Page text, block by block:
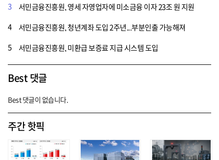
3
서민금융진흥원, 영세 자영업자에 미소금융 이자 23조 원 지원
4
서민금융진흥원, 청년계좌 도입 2주년...부분인출 가능해져
5
서민금융진흥원, 미환급 보증료 지급 시스템 도입
Best 댓글
Best 댓글이 없습니다.
주간 핫픽